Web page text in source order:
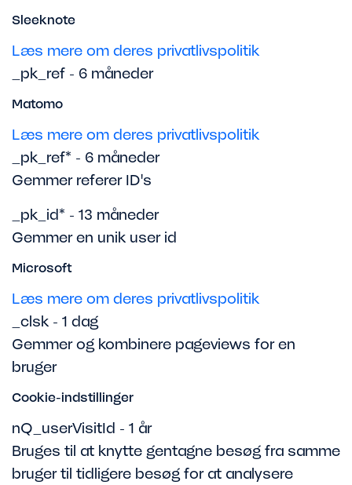
Sleeknote
Læs mere om deres privatlivspolitik
_pk_ref - 6 måneder
Matomo
Læs mere om deres privatlivspolitik
_pk_ref* - 6 måneder
Gemmer referer ID's
_pk_id* - 13 måneder
Gemmer en unik user id
Microsoft
Læs mere om deres privatlivspolitik
_clsk - 1 dag
Gemmer og kombinere pageviews for en
bruger
Cookie-indstillinger
nQ_userVisitId - 1 år
Bruges til at knytte gentagne besøg fra samme
bruger til tidligere besøg for at analysere